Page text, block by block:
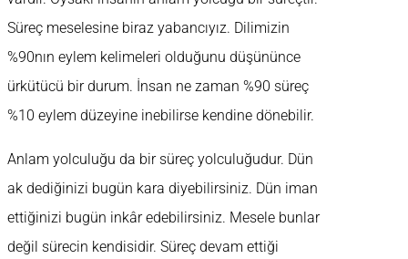
Süreç meselesine biraz yabancıyız. Dilimizin
%90nın eylem kelimeleri olduğunu düşününce
ürkütücü bir durum. İnsan ne zaman %90 süreç
%10 eylem düzeyine inebilirse kendine dönebilir.
Anlam yolculuğu da bir süreç yolculuğudur. Dün
ak dediğinizi bugün kara diyebilirsiniz. Dün iman
ettiğinizi bugün inkâr edebilirsiniz. Mesele bunlar
değil sürecin kendisidir. Süreç devam ettiği